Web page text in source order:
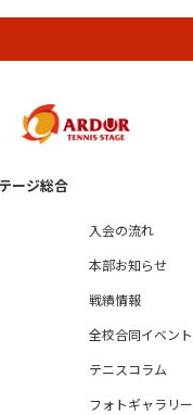
ージ総合
入会の流れ
本部お知らせ
戦績情報
全校合同イベント
テニスコラム
フォトギャラリー